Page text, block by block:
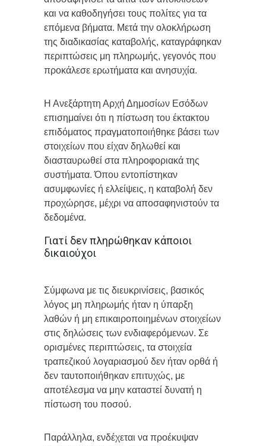
και να καθοδηγήσει τους πολίτες για τα
επόμενα βήματα. Μετά την ολοκλήρωση
της διαδικασίας καταβολής, καταγράφηκαν
περιπτώσεις μη πληρωμής, γεγονός που
προκάλεσε ερωτήματα και ανησυχία.
Η Ανεξάρτητη Αρχή Δημοσίων Εσόδων
επισημαίνει ότι η πίστωση του έκτακτου
επιδόματος πραγματοποιήθηκε βάσει των
στοιχείων που είχαν δηλωθεί και
διασταυρωθεί στα πληροφοριακά της
συστήματα. Όπου εντοπίστηκαν
ασυμφωνίες ή ελλείψεις, η καταβολή δεν
προχώρησε, μέχρι να αποσαφηνιστούν τα
δεδομένα.
Γιατί δεν πληρώθηκαν κάποιοι
δικαιούχοι
Σύμφωνα με τις διευκρινίσεις, βασικός
λόγος μη πληρωμής ήταν η ύπαρξη
λαθών ή μη επικαιροποιημένων στοιχείων
στις δηλώσεις των ενδιαφερόμενων. Σε
ορισμένες περιπτώσεις, τα στοιχεία
τραπεζικού λογαριασμού δεν ήταν ορθά ή
δεν ταυτοποιήθηκαν επιτυχώς, με
αποτέλεσμα να μην καταστεί δυνατή η
πίστωση του ποσού.
Παράλληλα, ενδέχεται να προέκυψαν